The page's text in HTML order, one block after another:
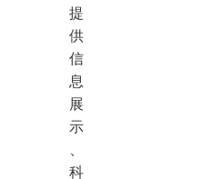
提
供
信
息
展
示
科